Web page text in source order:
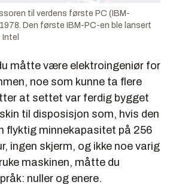
til verdens første PC (IBM-
Den første IBM-PC-en ble lansert
måtte være elektroingeniør for
noe som kunne ta flere
at settet var ferdig bygget
til disposisjon som, hvis den
flyktig minnekapasitet på 256
ingen skjerm, og ikke noe varig
maskinen, måtte du
nuller og enere.